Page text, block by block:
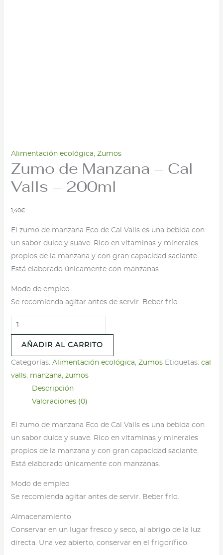
Alimentación ecológica, Zumos
Zumo de Manzana – Cal
Valls – 200ml
1,40€
El zumo de manzana Eco de Cal Valls es una bebida con
un sabor dulce y suave. Rico en vitaminas y minerales
propios de la manzana y con gran capacidad saciante.
Está elaborado únicamente con manzanas.
Modo de empleo
Se recomienda agitar antes de servir. Beber frío.
Zumo
de
Manzana
–
Cal
cantidad
AÑADIR AL CARRITO
Categorías: Alimentación ecológica, Zumos Etiquetas: cal
valls, manzana, zumos
Descripción
Valoraciones (0)
El zumo de manzana Eco de Cal Valls es una bebida con
un sabor dulce y suave. Rico en vitaminas y minerales
propios de la manzana y con gran capacidad saciante.
Está elaborado únicamente con manzanas.
Modo de empleo
Se recomienda agitar antes de servir. Beber frío.
Almacenamiento
Conservar en un lugar fresco y seco, al abrigo de la luz
directa. Una vez abierto, conservar en el frigorífico.